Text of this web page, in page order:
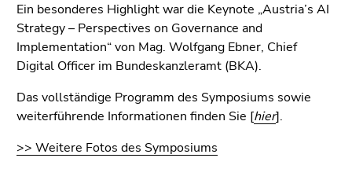
Ein besonderes Highlight war die Keynote „Austria’s AI
Strategy – Perspectives on Governance and
Implementation“ von Mag. Wolfgang Ebner, Chief
Digital Officer im Bundeskanzleramt (BKA).
Das vollständige Programm des Symposiums sowie
weiterführende Informationen finden Sie [hier].
>> Weitere Fotos des Symposiums